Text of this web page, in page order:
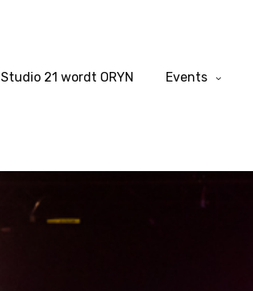
Studio 21 wordt ORYN Events